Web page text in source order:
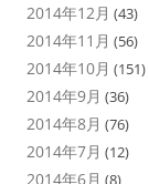
2014年12月 (43)
2014年11月 (56)
2014年10月 (151)
2014年9月 (36)
2014年8月 (76)
2014年7月 (12)
2014年6月 (8)